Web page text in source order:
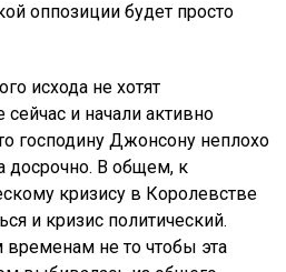
оппозиции будет просто
исхода не хотят
и начали активно
господину Джонсону неплохо
досрочно. В общем, к
кризису в Королевстве
и кризис политический.
не то чтобы эта